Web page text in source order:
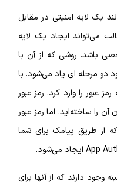
یک لایه امنیتی در مقابل
می‌تواند ایجاد یک لایه
باشد. روشی که از آن با
دو مرحله‌ ای یاد می‌شود. با
عبور را وارد کرد. رمز عبور
را ساخته‌اید. اما رمز عبور
از طریق پیامک برای شما
وجود دارند که از آنها برای